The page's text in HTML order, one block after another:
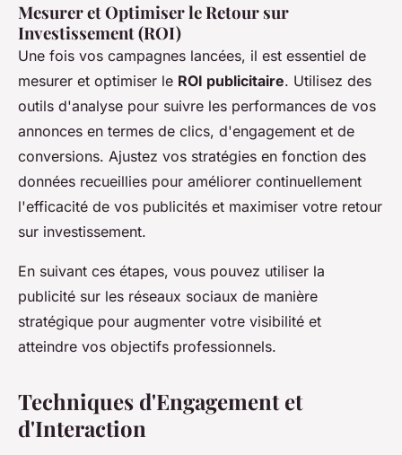
Mesurer et Optimiser le Retour sur
Investissement (ROI)
Une fois vos campagnes lancées, il est essentiel de
mesurer et optimiser le ROI publicitaire. Utilisez des
outils d'analyse pour suivre les performances de vos
annonces en termes de clics, d'engagement et de
conversions. Ajustez vos stratégies en fonction des
données recueillies pour améliorer continuellement
l'efficacité de vos publicités et maximiser votre retour
sur investissement.
En suivant ces étapes, vous pouvez utiliser la
publicité sur les réseaux sociaux de manière
stratégique pour augmenter votre visibilité et
atteindre vos objectifs professionnels.
Techniques d'Engagement et
d'Interaction